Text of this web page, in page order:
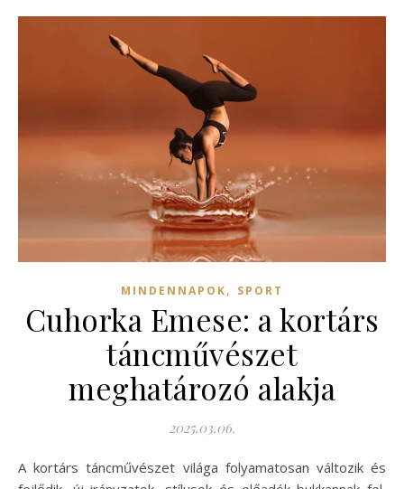
MINDENNAPOK, SPORT
Cuhorka Emese: a kortárs
táncművészet
meghatározó alakja
2025.03.06.
A kortárs táncművészet világa folyamatosan változik és